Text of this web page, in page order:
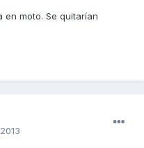
en moto. Se quitarían